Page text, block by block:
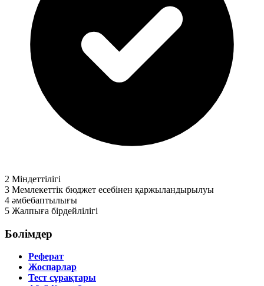
2 Міндеттілігі
3 Мемлекеттік бюджет есебінен қаржыландырылуы
4 әмбебаптылығы
5 Жалпыға бірдейлілігі
Бөлімдер
Реферат
Жоспарлар
Тест сұрақтары